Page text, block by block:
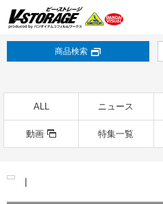
商品検索
ALL ニュース
動画 特集一覧
|